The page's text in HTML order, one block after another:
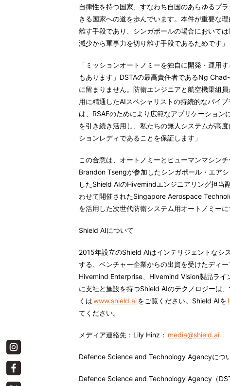
自律性を持つ国家、すなわち自国のあらゆるプ
きる国家への道を歩んでいます。本件が重要な
離す手段であり、シンガポールの場合において
減少から軍事力を切り離す手段であるためです」
「ミッションオートノミーを独自に開発・運用
もあります」DSTAの最高責任者であるNg
に留まりません。防衛エンジニアと航空機乗組
用に精通したAIスペシャリストの持続的なパイ
は、RSAFのためにより広範なアプリケーショ
を引き続き活用し、私たちの無人システムが高
ションレディであることを保証します」
この合意は、オートノミーとヒューマンマシン
Brandon Tsengが参加したシンガポール・エア
したShield AIのHivemindエンジニアリング担当
わせて開催されたSingapore Aerospace
を活用した次世代防衛システム用オートノミーに
Shield AIについて
2015年設立のShield AIはインテリジェントなシ
する、ベンチャー企業からの出資を受けたディ
Hivemind Enterprise、Hivemind Vision製品ライ
に支社と施設を持つShield AIのテクノロジーは
くはwww.shield.aiをご覧ください。Shield AIを
てください。
メディア連絡先： Lily Hinz： media@shield.ai
Defence Science and Technology Agencyにつ
Defence Science and Technology Agency（